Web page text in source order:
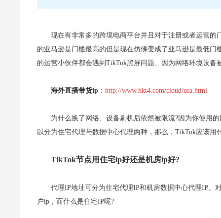
现在有非常多的跨境电商平台并且对于注册或者运营
的亚马逊是门槛最高的但是现在仿佛变成了亚马逊是最低门
的运营小伙伴都会遇到TikTok黑屏问题、因为网络环境设备
海外直播带货ip ： http://www.hkt4.com/cloud/usa.html
为什么换了网络、设备刷机后依然被限流?因为你使用
以分为住宅代理与数据中心代理两种，那么，TikTok应该用
TikTok节点用住宅ip好还是机房ip好?
代理IP地址可分为住宅代理IP和机房数据中心代理IP。
户ip，而什么是住宅IP呢?